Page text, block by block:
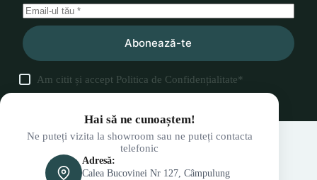
Abonează-te
Am citit și accept Politica de Confidențialitate*
Hai să ne cunoaștem!
Ne puteți vizita la showroom sau ne puteți contacta
telefonic
Adresă:
Calea Bucovinei Nr 127, Câmpulung